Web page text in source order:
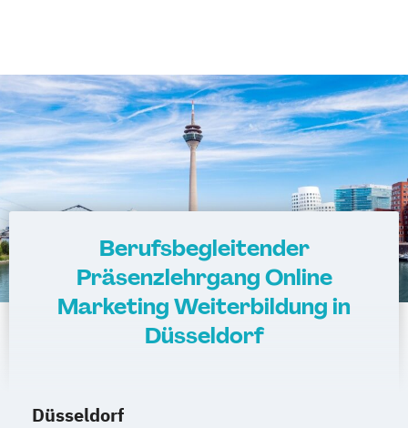
Berufsbegleitender
Präsenzlehrgang Online
Marketing Weiterbildung in
Düsseldorf
Düsseldorf